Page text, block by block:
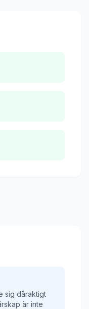
sig dåraktigt
är inte